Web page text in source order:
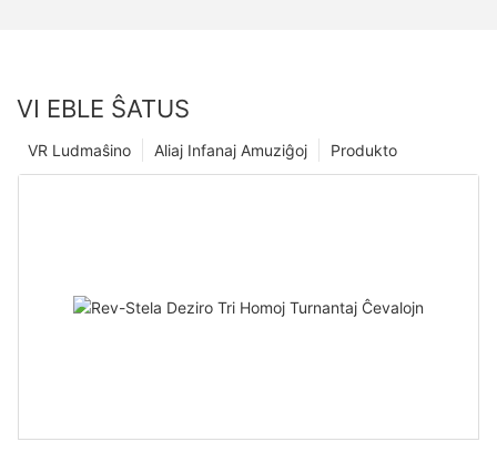
VI EBLE ŜATUS
Produkto
Aliaj Infanaj Amuziĝoj
VR Ludmaŝino